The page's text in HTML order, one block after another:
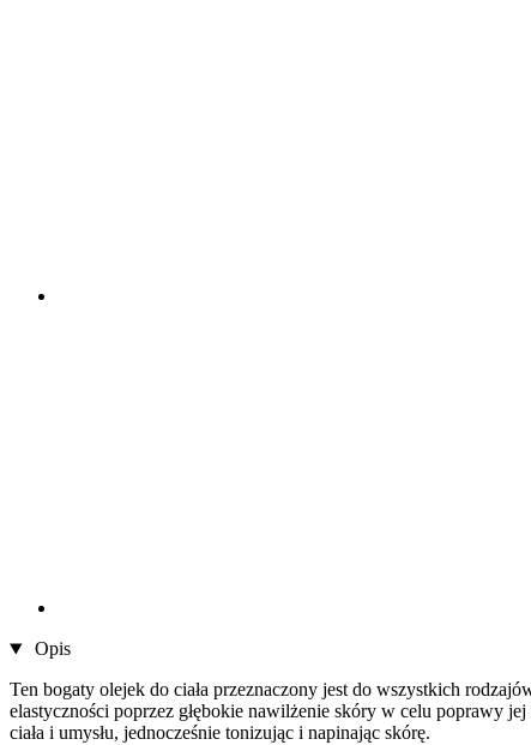
Opis
Ten bogaty olejek do ciała przeznaczony jest do wszystkich
elastyczności poprzez głębokie nawilżenie skóry w celu poprawy
ciała i umysłu, jednocześnie tonizując i napinając skórę.